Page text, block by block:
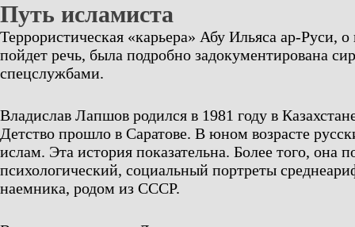
Путь исламиста
Террористическая «карьера» Абу Ильяса ар-Руси,
пойдет речь, была подробно задокументирована
спецслужбами.
Владислав Лапшов родился в 1981 году в
Детство прошло в Саратове. В юном возрасте
ислам. Эта история показательна. Более того, она
психологический, социальный портреты
наемника, родом из СССР.